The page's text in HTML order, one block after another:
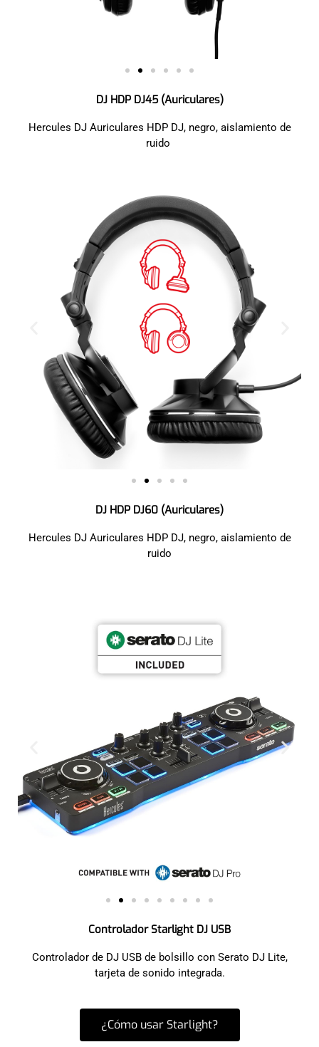
DJ HDP DJ45 (Auriculares)
Hercules DJ Auriculares HDP DJ, negro, aislamiento de
ruido
DJ HDP DJ60 (Auriculares)
Hercules DJ Auriculares HDP DJ, negro, aislamiento de
ruido
Controlador Starlight DJ USB
Controlador de DJ USB de bolsillo con Serato DJ Lite,
tarjeta de sonido integrada.
¿Cómo usar Starlight?